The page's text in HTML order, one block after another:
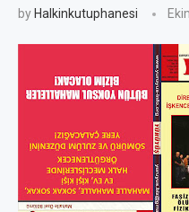
by Halkinkutuphanesi